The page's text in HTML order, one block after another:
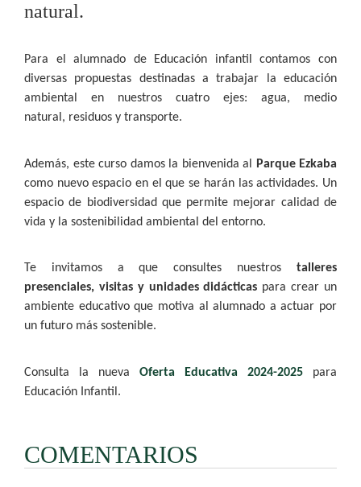
natural.
Para el alumnado de Educación infantil contamos con
diversas propuestas destinadas a trabajar la educación
ambiental en nuestros cuatro ejes: agua, medio
natural, residuos y transporte.
Además, este curso damos la bienvenida al
Parque Ezkaba
como nuevo espacio en el que se harán las actividades. Un
espacio de biodiversidad que permite mejorar calidad de
vida y la sostenibilidad ambiental del entorno.
Te invitamos a que consultes nuestros talleres
presenciales, visitas y unidades didácticas para crear un
ambiente educativo que motiva al alumnado a actuar por
un futuro más sostenible.
Consulta la nueva Oferta Educativa 2024-2025 para
Educación Infantil.
COMENTARIOS